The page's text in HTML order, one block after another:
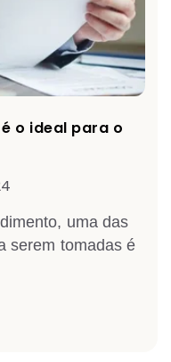
o ideal para o
uma das
serem tomadas é